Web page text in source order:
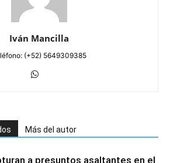
Iván Mancilla
(+52) 5649309385
Más del autor
a presuntos asaltantes en el